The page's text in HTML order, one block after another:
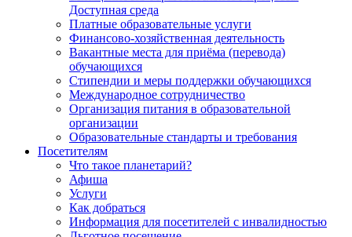
Доступная среда
Платные образовательные услуги
Финансово-хозяйственная деятельность
Вакантные места для приёма (перевода)
обучающихся
Стипендии и меры поддержки обучающихся
Международное сотрудничество
Организация питания в образовательной
организации
Образовательные стандарты и требования
Посетителям
Что такое планетарий?
Афиша
Услуги
Как добраться
Информация для посетителей с инвалидностью